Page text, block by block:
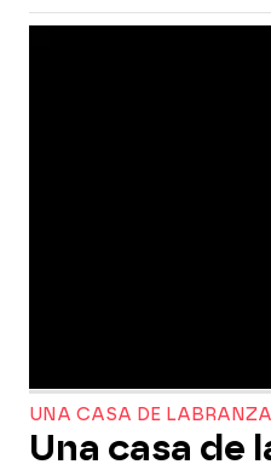
UNA CASA DE LABRANZA
Una casa de